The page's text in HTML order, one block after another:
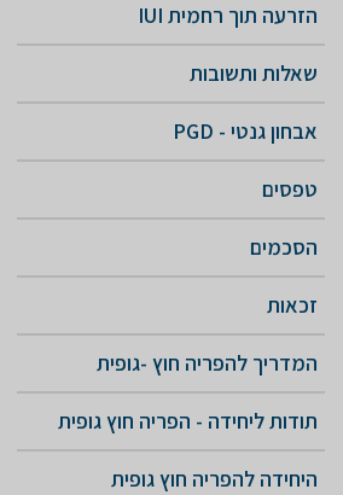
הזרעה תוך רחמית IUI
שאלות ותשובות
אבחון גנטי - PGD
טפסים
הסכמים
זכאות
המדריך להפריה חוץ -גופית
תודות ליחידה - הפריה חוץ גופית
היחידה להפריה חוץ גופית